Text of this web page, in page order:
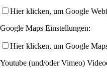
Hier klicken, um Google
Google Maps Einstellungen:
Hier klicken, um Google
Youtube (und/oder Vimeo)